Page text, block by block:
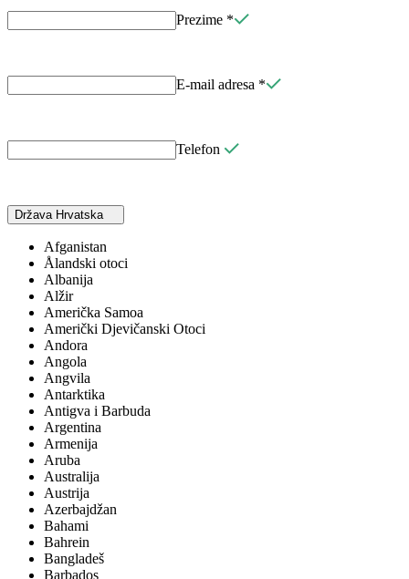
Prezime *
E-mail adresa *
Telefon
Država Hrvatska
Afganistan
Ålandski otoci
Albanija
Alžir
Američka Samoa
Američki Djevičanski Otoci
Andora
Angola
Angvila
Antarktika
Antigva i Barbuda
Argentina
Armenija
Aruba
Australija
Austrija
Azerbajdžan
Bahami
Bahrein
Bangladeš
Barbados